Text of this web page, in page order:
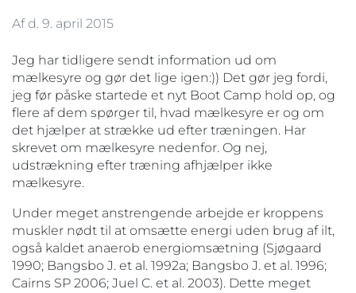
Af d. 9. april 2015
Jeg har tidligere sendt information ud om
mælkesyre og gør det lige igen:)) Det gør jeg fordi,
jeg før påske startede et nyt Boot Camp hold op, og
flere af dem spørger til, hvad mælkesyre er og om
det hjælper at strække ud efter træningen. Har
skrevet om mælkesyre nedenfor. Og nej,
udstrækning efter træning afhjælper ikke
mælkesyre.
Under meget anstrengende arbejde er kroppens
muskler nødt til at omsætte energi uden brug af ilt,
også kaldet anaerob energiomsætning (Sjøgaard
1990; Bangsbo J. et al. 1992a; Bangsbo J. et al. 1996;
Cairns SP 2006; Juel C. et al. 2003). Dette meget